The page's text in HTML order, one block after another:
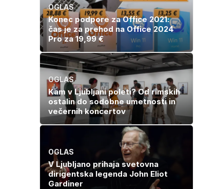
OGLAS
Konec podpore za Office 2021:
čas je za prehod na Office 2024
Pro za 19,99 €
OGLAS
Kam v Ljubljani poleti? Od rimskih
ostalin do sodobne umetnosti in
večernih koncertov
OGLAS
V Ljubljano prihaja svetovna
dirigentska legenda John Eliot
Gardiner